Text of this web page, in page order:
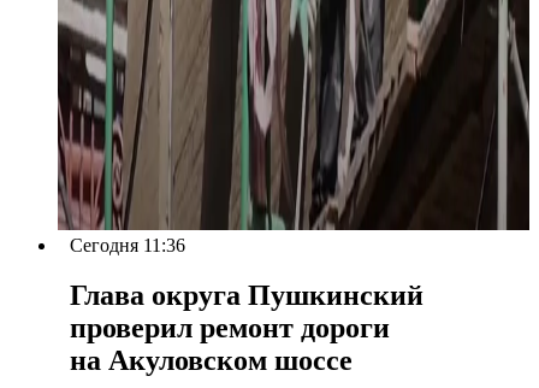
Сегодня 11:36
Глава округа Пушкинский
проверил ремонт дороги
на Акуловском шоссе